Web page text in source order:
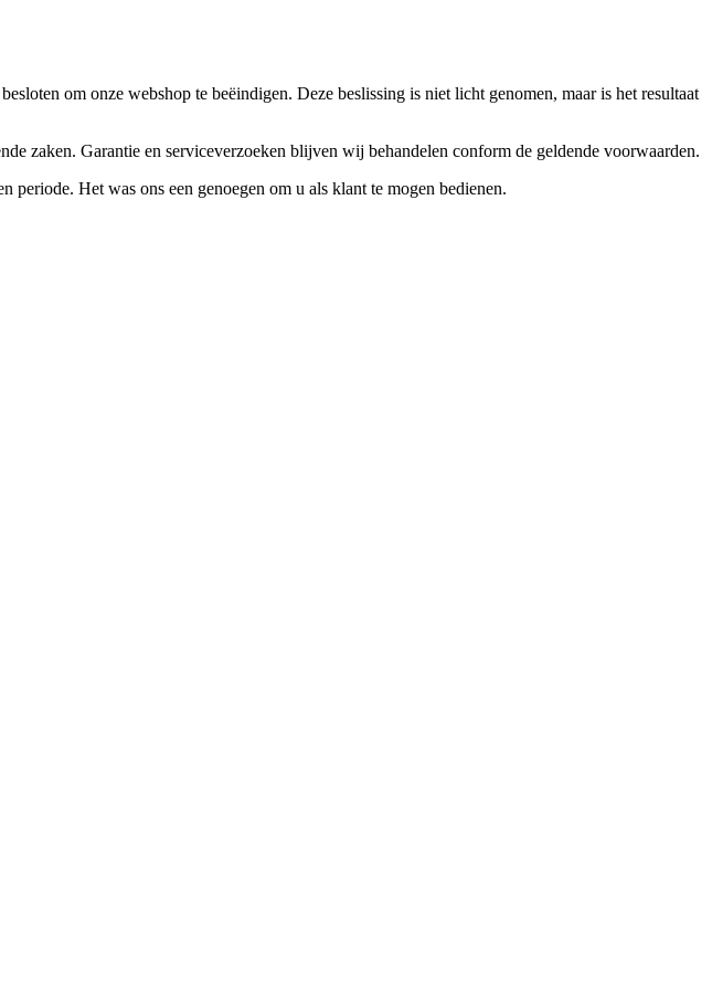
om onze webshop te beëindigen. Deze beslissing is niet licht genomen, maar is het resultaat
zaken. Garantie en serviceverzoeken blijven wij behandelen conform de geldende voorwaarden.
Het was ons een genoegen om u als klant te mogen bedienen.